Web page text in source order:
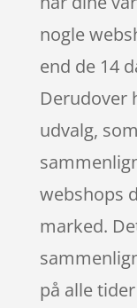
nogle
end de 14
Derudover
udvalg,
webshops
marked.
på alle